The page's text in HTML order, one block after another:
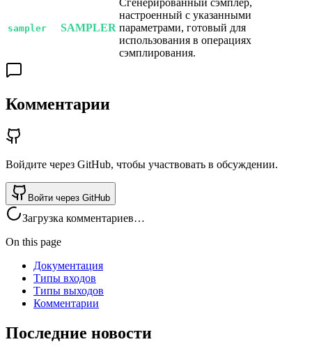
sampler SAMPLER
Сгенерированный сэмплер,
настроенный с указанными
параметрами, готовый для
использования в операциях
сэмплирования.
Комментарии
Войдите через GitHub, чтобы участвовать в обсуждении.
Войти через GitHub
Загрузка комментариев…
On this page
Документация
Типы входов
Типы выходов
Комментарии
Последние новости